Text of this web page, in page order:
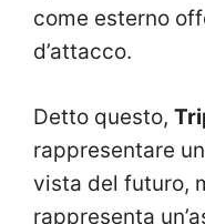
come esterno
d’attacco.
Detto questo,
rappresentare
vista del futuro,
rappresenta